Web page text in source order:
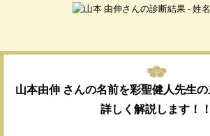
山本由伸 さんの名前を彩聖健人先生
詳しく解説します！！